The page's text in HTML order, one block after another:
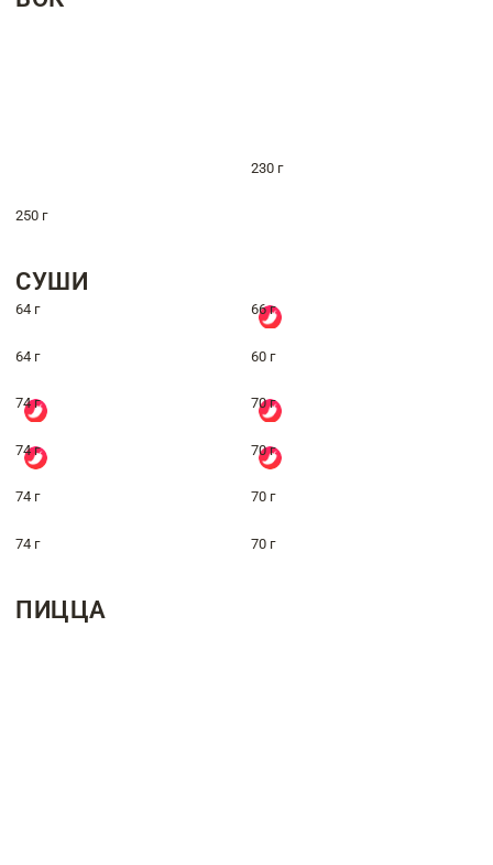
230 г
250 г
СУШИ
64 г 66 г
64 г 60 г
74 г 70 г
74 г 70 г
74 г 70 г
74 г 70 г
ПИЦЦА